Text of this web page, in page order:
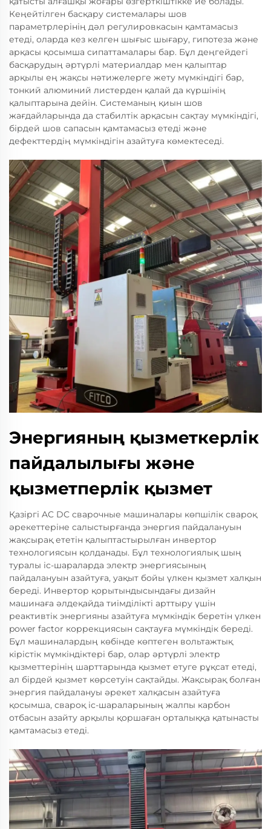
Кеңейтілген басқару системалары шов
параметрлерінің дәл регулировкасын қамтамасыз
етеді, оларда кез келген шығыс шығару, гипотеза және
арқасы қосымша сипаттамалары бар. Бұл деңгейдегі
басқарудың әртүрлі материалдар мен қалыптар
арқылы ең жақсы нәтижелерге жету мүмкіндігі бар,
тонкий алюминий листерден қалай да күршінің
қалыптарына дейін. Системаның қиын шов
жағдайларында да стабилтік арқасын сақтау мүмкіндігі,
бірдей шов сапасын қамтамасыз етеді және
дефекттердің мүмкіндігін азайтуға көмектеседі.
Энергияның қызметкерлік
пайдалылығы және
қызметперлік қызмет
Қазіргі AC DC сварочные машиналары көпшілік свароқ
әрекеттеріне салыстырғанда энергия пайдалануын
жақсырақ ететін қалыптастырылған инвертор
технологиясын қолданады. Бұл технологиялық шың
туралы іс-шараларда электр энергиясының
пайдалануын азайтуға, уақыт бойы үлкен қызмет халқын
береді. Инвертор қорытындысындағы дизайн
машинаға әлдеқайда тиімділікті арттыру үшін
реактивтік энергияны азайтуға мүмкіндік беретін үлкен
power factor коррекциясын сақтауға мүмкіндік береді.
Бұл машиналардың көбінде көптеген вольтажтық
кірістік мүмкіндіктері бар, олар әртүрлі электр
қызметтерінің шарттарында қызмет етуге рұқсат етеді,
ал бірдей қызмет көрсетуін сақтайды. Жақсырақ болған
энергия пайдалануы әрекет халқасын азайтуға
қосымша, свароқ іс-шараларының жалпы карбон
отбасын азайту арқылы қоршаған орталыққа қатынасты
қамтамасыз етеді.